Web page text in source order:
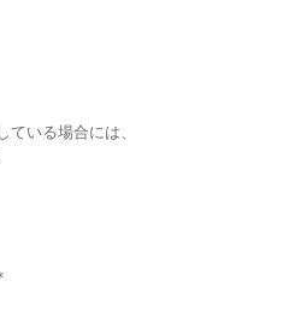
いる場合には、